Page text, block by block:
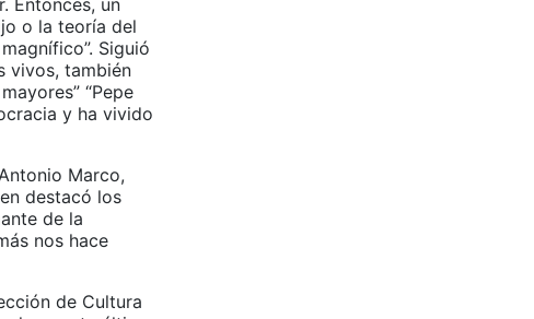
Entonces, un
o la teoría del
Siguió
vivos, también
“Pepe
y ha vivido
Marco,
destacó los
de la
nos hace
de Cultura